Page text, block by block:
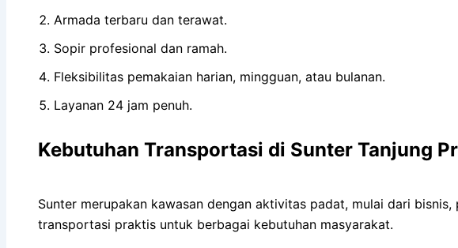
Armada terbaru dan terawat.
Sopir profesional dan ramah.
Fleksibilitas pemakaian harian, mingguan, atau bulanan.
Layanan 24 jam penuh.
Kebutuhan Transportasi di Sunter Tanjung
Sunter merupakan kawasan dengan aktivitas padat, mulai dari
transportasi praktis untuk berbagai kebutuhan masyarakat.